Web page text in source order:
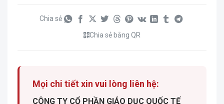
Chia sẻ
Chia sẻ bằng QR
Mọi chi tiết xin vui lòng liên hệ:
CÔNG TY CỔ PHẦN GIÁO DỤC QUỐC TẾ